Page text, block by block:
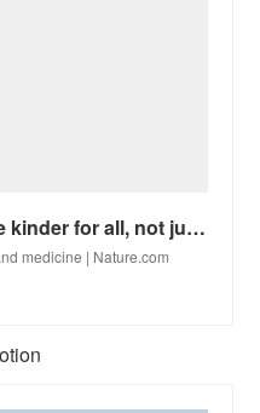
Research culture must be kinder for all, not just royalty
medicine | Nature.com